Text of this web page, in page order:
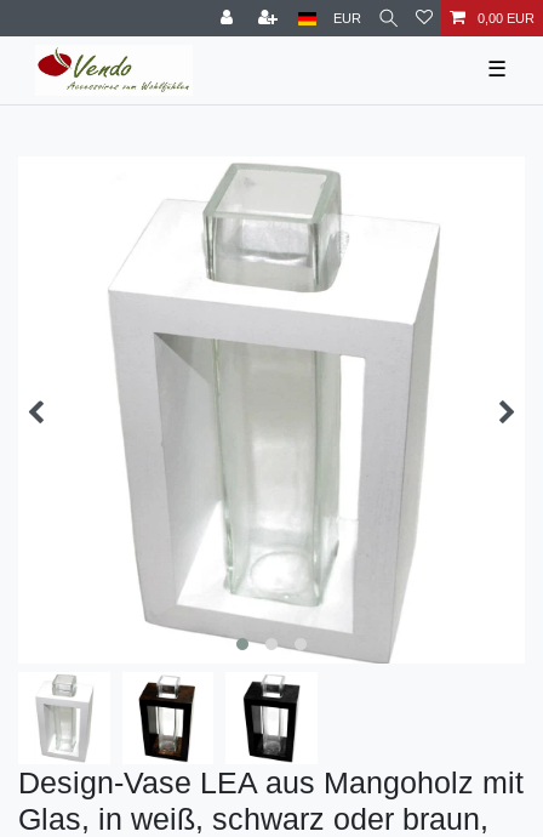
EUR 0,00 EUR
☰
Design-Vase LEA aus Mangoholz mit
Glas, in weiß, schwarz oder braun,